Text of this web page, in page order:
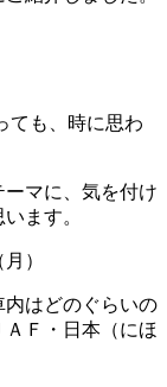
ても、時に思わ
マに、気を付け
ます。
）
はどのぐらいの
Ｆ・日本（にほ